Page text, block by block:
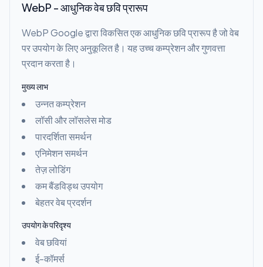
WebP - आधुनिक वेब छवि प्रारूप
WebP Google द्वारा विकसित एक आधुनिक छवि प्रारूप है जो वेब
पर उपयोग के लिए अनुकूलित है। यह उच्च कम्प्रेशन और गुणवत्ता
प्रदान करता है।
मुख्य लाभ
उन्नत कम्प्रेशन
लॉसी और लॉसलेस मोड
पारदर्शिता समर्थन
एनिमेशन समर्थन
तेज़ लोडिंग
कम बैंडविड्थ उपयोग
बेहतर वेब प्रदर्शन
उपयोग के परिदृश्य
वेब छवियां
ई-कॉमर्स